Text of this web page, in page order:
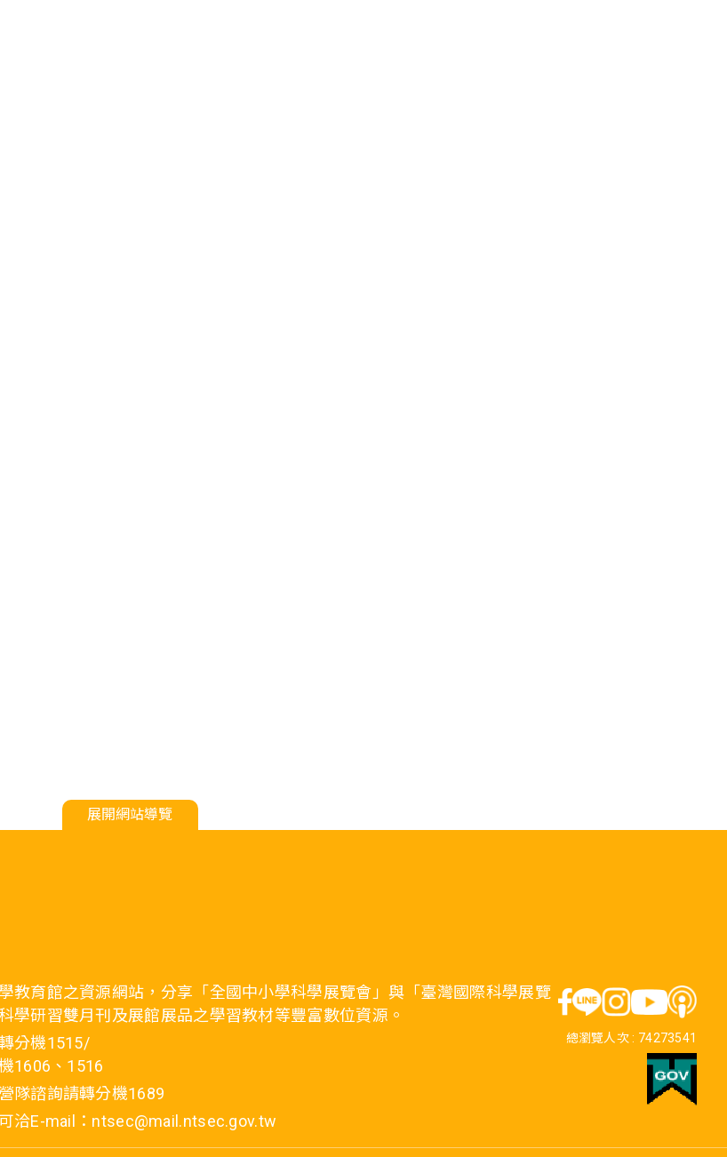
展開網站導覽
教育館之資源網站，分享「全國中小學科學展覽會」與「臺灣國際科學展覽
學研習雙月刊及展館展品之學習教材等豐富數位資源。
分機1515/
1606、1516
隊諮詢請轉分機1689
洽E-mail：ntsec@mail.ntsec.gov.tw
總瀏覽人次 : 74273541